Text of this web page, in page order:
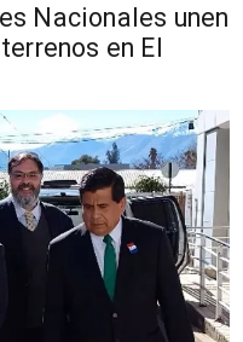
Nacionales unen
en El